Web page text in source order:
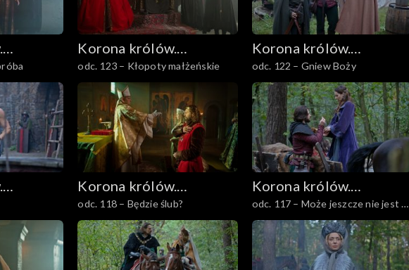
Korona królów.
Jagiellonowie
odc. 123 – Kłopoty małżeńskie
Korona królów.
Jagiellonowie
odc. 122 – Gniew Boży
Korona królów.
Jagiellonowie
odc. 118 – Będzie ślub?
Korona królów.
Jagiellonowie
odc. 117 – Może jeszcze nie jest za
późno